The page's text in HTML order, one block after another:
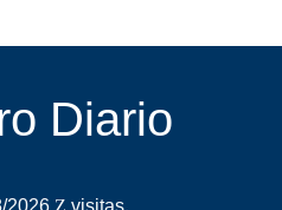
Diario